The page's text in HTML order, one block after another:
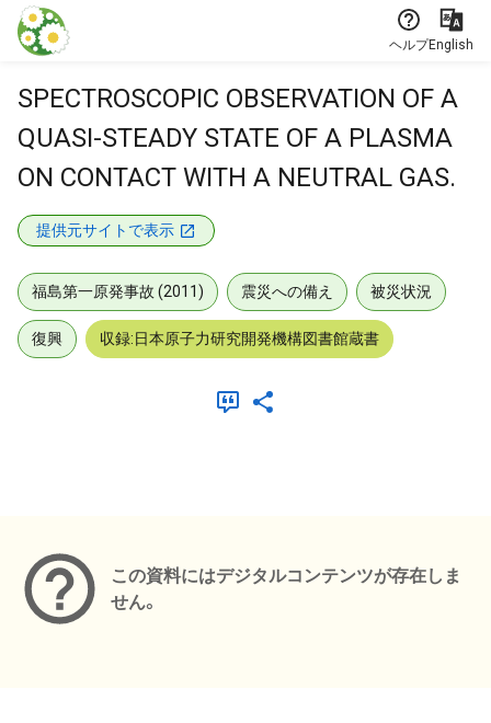
本文に飛ぶ
ヘルプEnglish
SPECTROSCOPIC OBSERVATION OF A
QUASI-STEADY STATE OF A PLASMA
ON CONTACT WITH A NEUTRAL GAS.
提供元サイトで表示
福島第一原発事故 (2011) 震災への備え 被災状況
復興 収録:日本原子力研究開発機構図書館蔵書
この資料にはデジタルコンテンツが存在しま
せん。